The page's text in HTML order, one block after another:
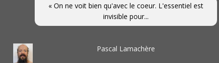
« On ne voit bien qu'avec le coeur. L'essentiel est
invisible pour...
Pascal Lamachère